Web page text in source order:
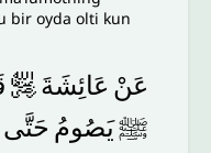
bir oyda olti kun
عَنْ عَائِشَةَ﵂
ﷺيَصُومُ حَتَّى